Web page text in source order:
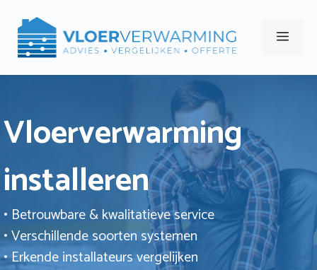
naar
Menu
Vloerverwarming
installeren
• Betrouwbare & kwalitatieve service
• Verschillende soorten systemen
• Erkende installateurs vergelijken